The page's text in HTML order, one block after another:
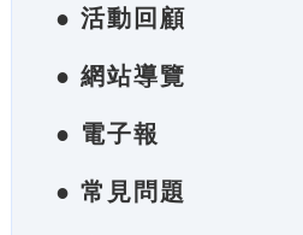
● 活動回顧
● 網站導覽
● 電子報
● 常見問題